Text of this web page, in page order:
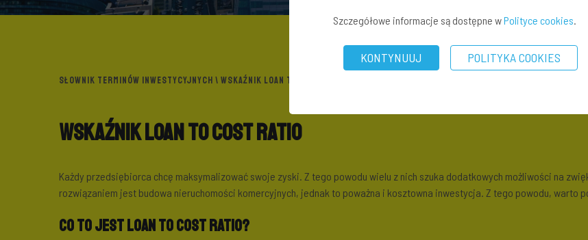
SŁOWNIK TERMINÓW INWESTYCYJNYCH \ WSKAŹNIK LOAN TO COST RATIO
Wskaźnik Loan to Cost Ratio
Każdy przedsiębiorca chcę maksymalizować swoje zyski. Z tego powodu wielu z nich szuka dodatkowych możliwości na
rozwiązaniem jest budowa nieruchomości komercyjnych, jednak to poważna i kosztowna inwestycja. Z tego powodu, warto
Co to jest Loan to Cost Ratio?
Szczegółowe informacje są dostępne wPolityce cookies.
KONTYNUUJ POLITYKA COOKIES